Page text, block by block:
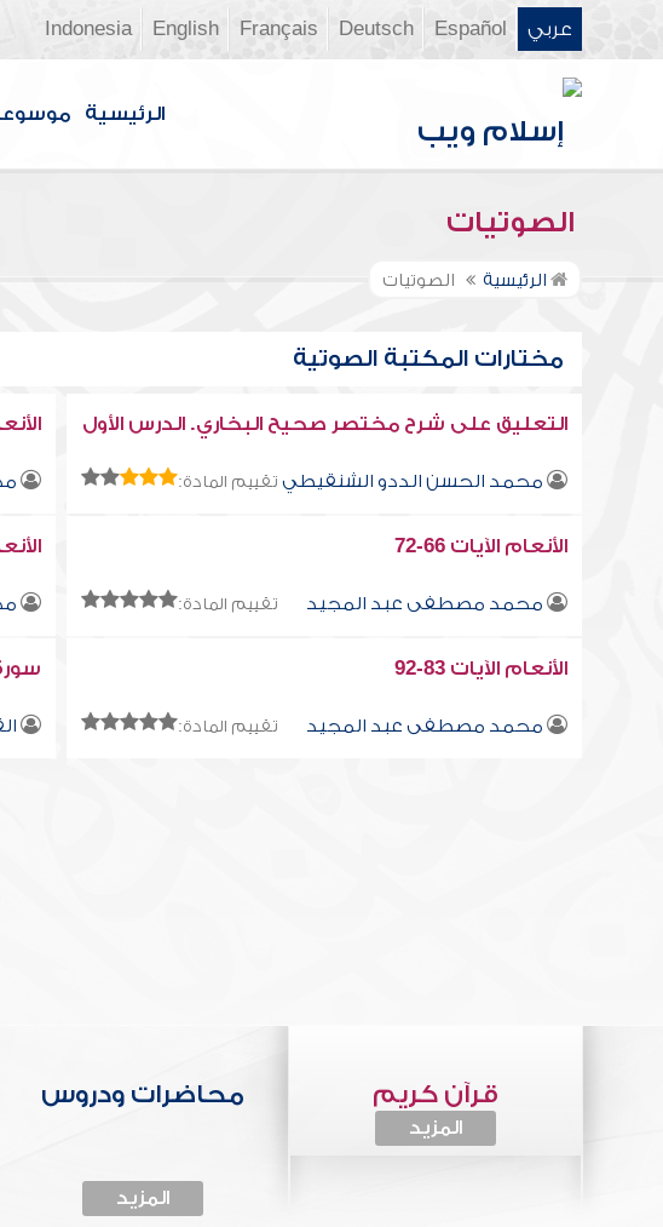
عربي Español
Deutsch
Français
English
Indonesia
الرئيسية
الصوتيات
الرئيسية الصوتيات
مختارات المكتبة الصوتية
التعليق على شرح مختصر صحيح البخاري. الدرس الأول
محمد الحسن الددو الشنقيطي تقييم المادة:
الأنعام الآيات 66-72
محمد مصطفى عبد المجيد تقييم المادة:
الأنعام الآيات 83-92
محمد مصطفى عبد المجيد تقييم المادة:
قرآن كريم
المزيد
محاضرات ودروس
المزيد